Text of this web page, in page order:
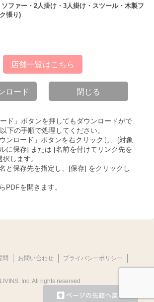
ファー・2人掛け・3人掛け・スツール・木製フ
張り)
店舗一覧はこちら
ロード 閉じる
ード」ボタンを押してもダウンロードがで
下の手順で処理してください。
ウンロード」ボタンを右クリックし、[対象
に保存] または [名前を付けてリンク先を
します。
と保存先を指定し、[保存] をクリックし
PDFを開きます。
問 お問い合わせ
プライバシーポリシー
Inc. All rights reserved.